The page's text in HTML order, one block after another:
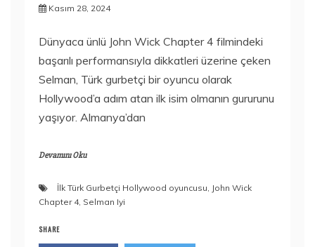
Kasım 28, 2024
Dünyaca ünlü John Wick Chapter 4 filmindeki
başarılı performansıyla dikkatleri üzerine çeken
Selman, Türk gurbetçi bir oyuncu olarak
Hollywood’a adım atan ilk isim olmanın gururunu
yaşıyor. Almanya’dan
Devamını Oku
İlk Türk Gurbetçi Hollywood oyuncusu John Wick
Chapter 4, Selman Iyi
SHARE